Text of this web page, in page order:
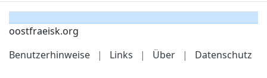
oostfraeisk.org
Benutzerhinweise
| Links | Über | Datenschutz